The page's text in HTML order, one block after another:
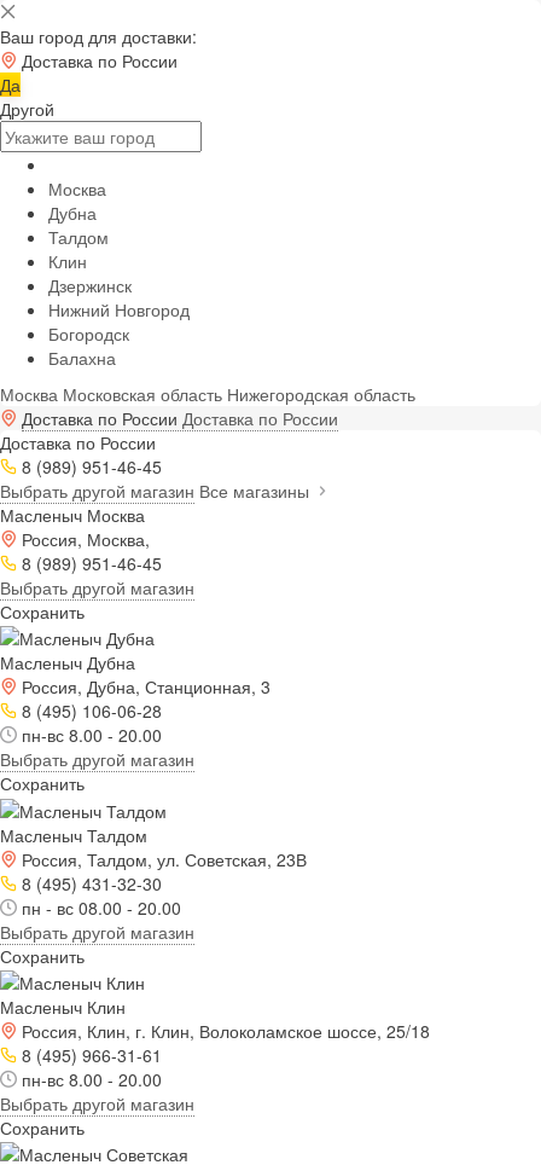
Ваш город для доставки:
Доставка по России
Да
Другой
Москва
Дубна
Талдом
Клин
Дзержинск
Нижний Новгород
Богородск
Балахна
Москва Московская область Нижегородская область
Доставка по России Доставка по России
Доставка по России
8 (989) 951-46-45
Выбрать другой магазин Все магазины
Масленыч Москва
Россия, Москва,
8 (989) 951-46-45
Выбрать другой магазин
Сохранить
Масленыч Дубна
Россия, Дубна, Станционная, 3
8 (495) 106-06-28
пн-вс 8.00 - 20.00
Выбрать другой магазин
Сохранить
Масленыч Талдом
Россия, Талдом, ул. Советская, 23В
8 (495) 431-32-30
пн - вс 08.00 - 20.00
Выбрать другой магазин
Сохранить
Масленыч Клин
Россия, Клин, г. Клин, Волоколамское шоссе, 25/18
8 (495) 966-31-61
пн-вс 8.00 - 20.00
Выбрать другой магазин
Сохранить